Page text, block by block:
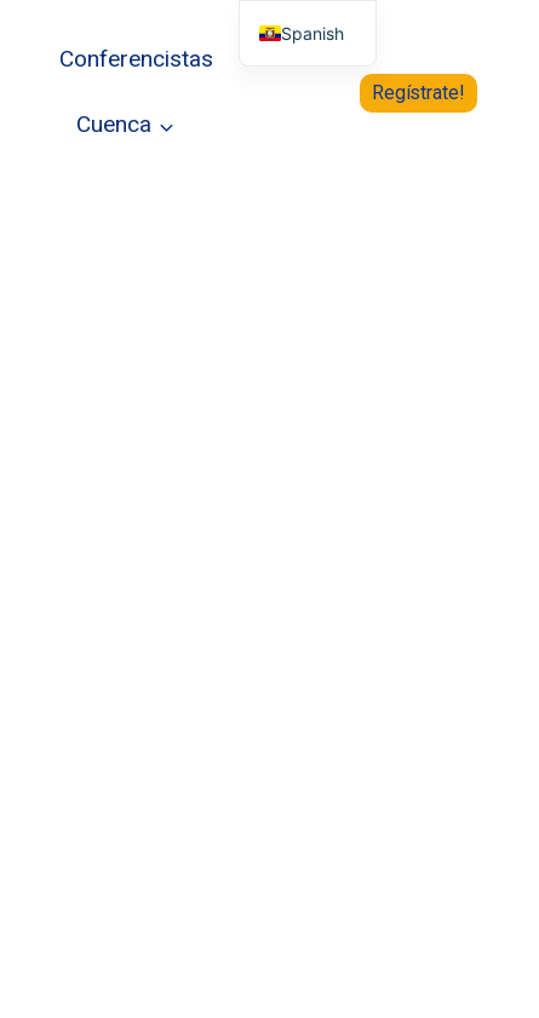
Conferencistas
Cuenca
Regístrate!
Spanish